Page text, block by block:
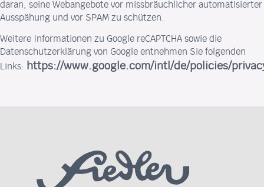
daran, seine Webangebote vor missbräuchlicher automatisierter
Ausspähung und vor SPAM zu schützen.
Weitere Informationen zu Google reCAPTCHA sowie die
Datenschutzerklärung von Google entnehmen Sie folgenden
Links: https://www.google.com/intl/de/policies/